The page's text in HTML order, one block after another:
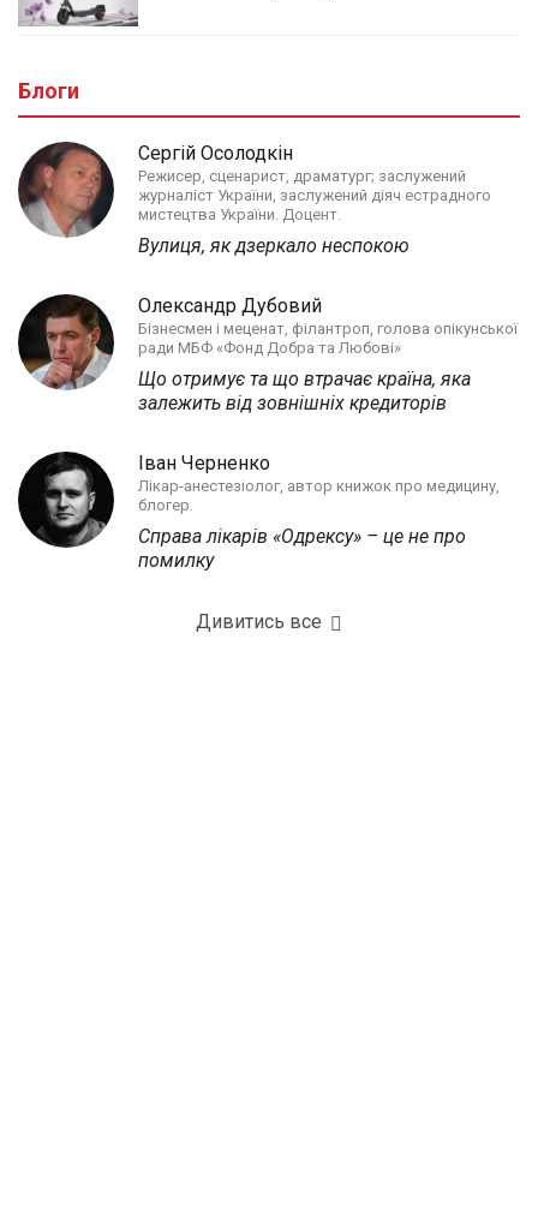
Блоги
Сергій Осолодкін
Режисер, сценарист, драматург; заслужений
журналіст України, заслужений діяч естрадного
мистецтва України. Доцент.
Вулиця, як дзеркало неспокою
Олександр Дубовий
Бізнесмен і меценат, філантроп, голова опікунської
ради МБФ «Фонд Добра та Любові»
Що отримує та що втрачає країна, яка
залежить від зовнішніх кредиторів
Іван Черненко
Лікар-анестезіолог, автор книжок про медицину,
блогер.
Справа лікарів «Одрексу» – це не про
помилку
Дивитись все